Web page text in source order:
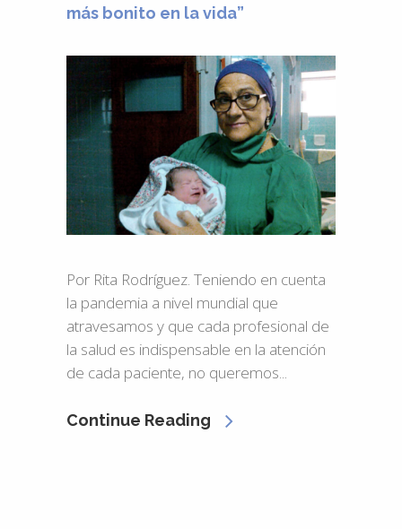
más bonito en la vida”
Por Rita Rodríguez. Teniendo en cuenta
la pandemia a nivel mundial que
atravesamos y que cada profesional de
la salud es indispensable en la atención
de cada paciente, no queremos...
Continue Reading